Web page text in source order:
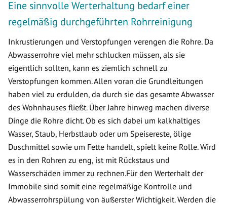
Eine sinnvolle Werterhaltung bedarf einer
regelmäßig durchgeführten Rohrreinigung
Inkrustierungen und Verstopfungen verengen die Rohre. Da
Abwasserrohre viel mehr schlucken müssen, als sie
eigentlich sollten, kann es ziemlich schnell zu
Verstopfungen kommen. Allen voran die Grundleitungen
haben viel zu erdulden, da durch sie das gesamte Abwasser
des Wohnhauses fließt. Über Jahre hinweg machen diverse
Dinge die Rohre dicht. Ob es sich dabei um kalkhaltiges
Wasser, Staub, Herbstlaub oder um Speisereste, ölige
Duschmittel sowie um Fette handelt, spielt keine Rolle. Wird
es in den Rohren zu eng, ist mit Rückstaus und
Wasserschäden immer zu rechnen.Für den Werterhalt der
Immobile sind somit eine regelmäßige Kontrolle und
Abwasserrohrspülung von äußerster Wichtigkeit. Werden die